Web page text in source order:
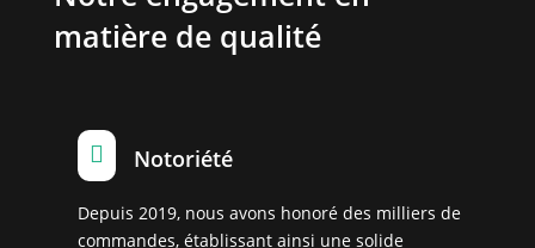
matière de qualité
 Notoriété
Depuis 2019, nous avons honoré des milliers de
commandes, établissant ainsi une solide